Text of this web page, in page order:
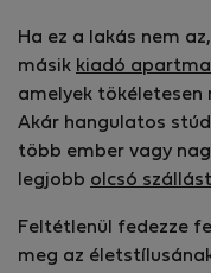
Ha ez a lakás nem
másik kiadó
amelyek tökéletesen
Akár hangulatos
több ember vagy
legjobb olcsó
Feltétlenül fedezze
meg az